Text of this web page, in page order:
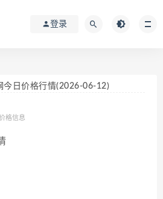
登录
今日价格行情(2026-06-12)
格信息